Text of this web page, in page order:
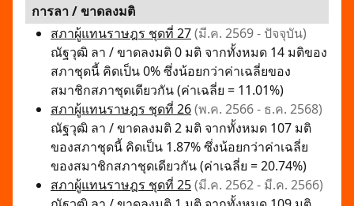
การลา / ขาดลงมติ
สภาผู้แทนราษฎร ชุดที่ 27(มี.ค. 2569 - ปัจจุบัน)
ณัฐวุฒิ ลา / ขาดลงมติ 0 มติ จากทั้งหมด 14 มติของ
สภาชุดนี้ คิดเป็น 0% ซึ่งน้อยกว่าค่าเฉลี่ยของ
สมาชิกสภาชุดเดียวกัน (ค่าเฉลี่ย = 11.01%)
สภาผู้แทนราษฎร ชุดที่ 26(พ.ค. 2566 - ธ.ค. 2568)
ณัฐวุฒิ ลา / ขาดลงมติ 2 มติ จากทั้งหมด 107 มติ
ของสภาชุดนี้ คิดเป็น 1.87% ซึ่งน้อยกว่าค่าเฉลี่ย
ของสมาชิกสภาชุดเดียวกัน (ค่าเฉลี่ย = 20.74%)
สภาผู้แทนราษฎร ชุดที่ 25(มี.ค. 2562 - มี.ค. 2566)